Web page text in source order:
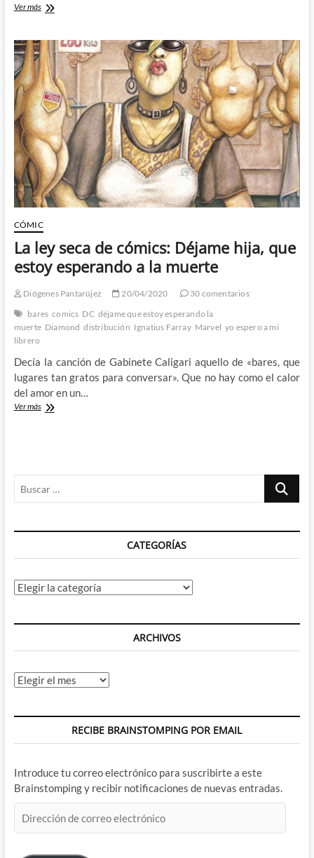
Ver másLos
medio:
Wizard,
The
Guide
to
Comics
#1
(IV)
CÓMIC
La ley seca de cómics: Déjame hija, que
estoy esperando a la muerte
Diógenes Pantarújez 20/04/2020
30 comentarios
bares comics DC déjame que estoy esperando la
muerte Diamond distribución Ignatius Farray Marvel yo espero a mi
librero
Decía la canción de Gabinete Caligari aquello de «bares, que
lugares tan gratos para conversar». Que no hay como el calor
del amor en un…
Ver másLa
que
a
muerte
Buscar
CATEGORÍAS
Categorías
ARCHIVOS
Archivos
RECIBE BRAINSTOMPING POR EMAIL
Introduce tu correo electrónico para suscribirte a este
Brainstomping y recibir notificaciones de nuevas entradas.
de